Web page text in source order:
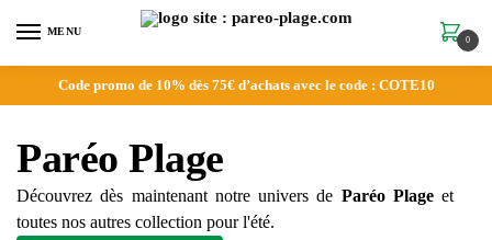
MENU
0
Code promo de 10% dès 75€ d’achats avec le code : COTE10
Paréo Plage
Découvrez dès maintenant notre univers de Paréo Plage et
toutes nos autres collection pour l'été.